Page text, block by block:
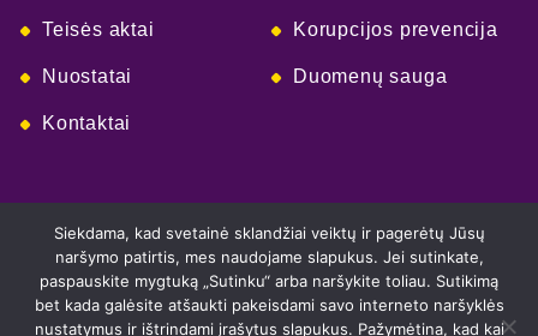
Teisės aktai Korupcijos prevencija
Nuostatai Duomenų sauga
Kontaktai
Siekdama, kad svetainė sklandžiai veiktų ir pagerėtų Jūsų
naršymo patirtis, mes naudojame slapukus. Jei sutinkate,
paspauskite mygtuką „Sutinku“ arba naršykite toliau. Sutikimą
bet kada galėsite atšaukti pakeisdami savo interneto naršyklės
nustatymus ir ištrindami įrašytus slapukus. Pažymėtina, kad kai